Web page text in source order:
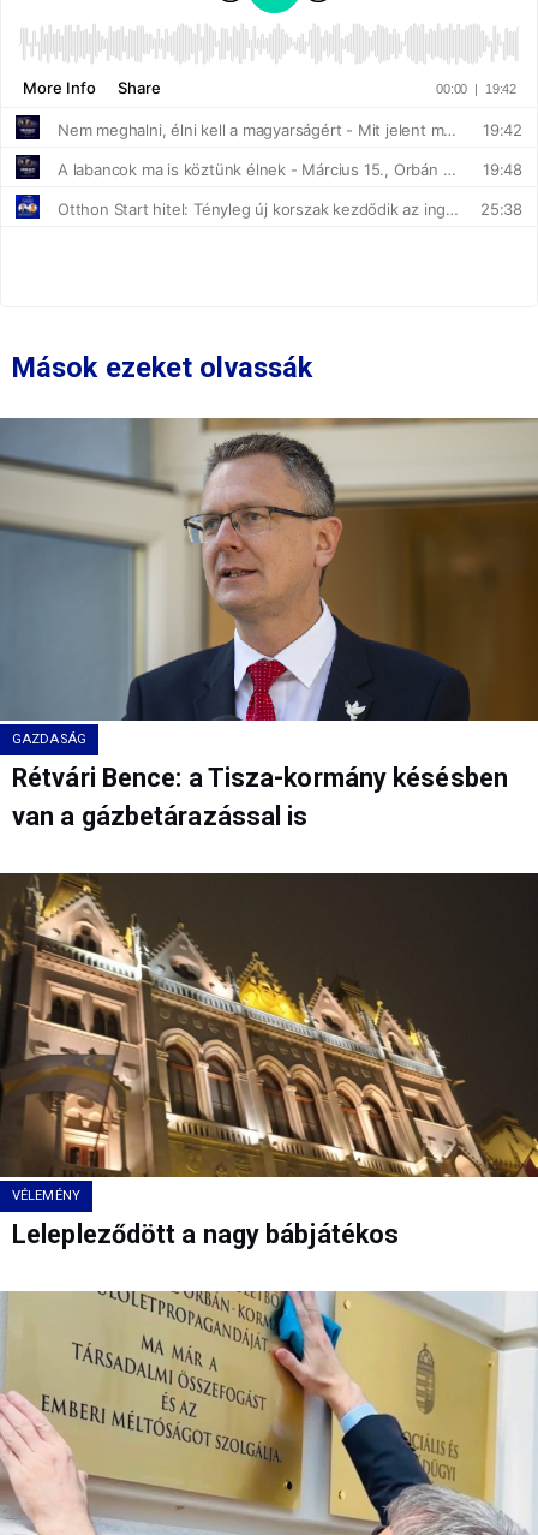
Mások ezeket olvassák
GAZDASÁG
Rétvári Bence: a Tisza-kormány késésben
van a gázbetárazással is
VÉLEMÉNY
Lelepleződött a nagy bábjátékos